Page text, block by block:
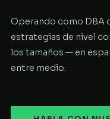
Operando como DBA
estrategias de nivel
los tamaños — en
entre medio.